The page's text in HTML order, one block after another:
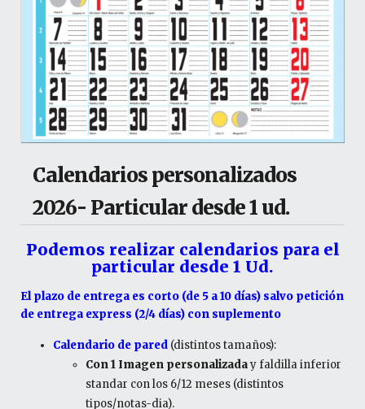
Calendarios personalizados
2026- Particular desde 1 ud.
Podemos realizar calendarios para el
particular desde 1 Ud.
El plazo de entrega es corto (de 5 a 10 días) salvo petición
de entrega express (2/4 días) con suplemento
Calendario de pared (distintos tamaños):
Con 1 Imagen personalizaday faldilla inferior
standar con los 6/12 meses (distintos
tipos/notas-dia).